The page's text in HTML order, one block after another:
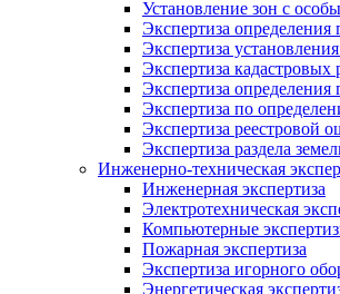
Установление зон с
Экспертиза определения
Экспертиза
Экспертиза кадастровых
Экспертиза определения
Экспертиза по
Экспертиза реестровой
Экспертиза раздела
Инженерно-техническая
Инженерная экспертиза
Электротехническая
Компьютерные
Пожарная экспертиза
Экспертиза игорного
Энергетическая